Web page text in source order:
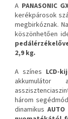
A PANASONIC
kerékpárosok
megbirkóznak.
köszönhetően
2,9 kg.
A színes LCD-
akkumulátor
három
dinamikus AUTO